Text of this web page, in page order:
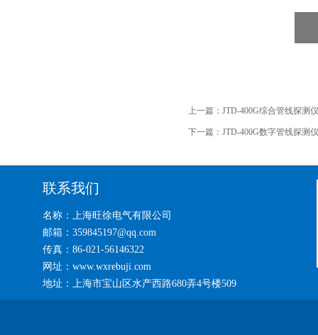
上一篇： JTD-400G综合管线探测仪
下一篇： JTD-400G数字管线探测仪
联系我们
名称：上海旺徐电气有限公司
邮箱：359845197@qq.com
传真：86-021-56146322
网址：www.wxrebuji.com
地址：上海市宝山区水产西路680弄4号楼509